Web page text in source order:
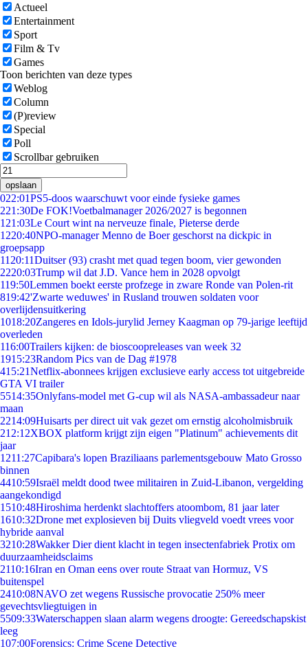
Actueel
Entertainment
Sport
Film & Tv
Games
Toon berichten van deze types
Weblog
Column
(P)review
Special
Poll
Scrollbar gebruiken
opslaan
022:01PS5-doos waarschuwt voor einde fysieke games
221:30De FOK!Voetbalmanager 2026/2027 is begonnen
1 21:03Le Court wint na nerveuze finale, Pieterse derde
1220:40NPO-manager Menno de Boer geschorst na dickpic in
groepsapp
11 20:11Duitser (93) crasht met quad tegen boom, vier gewonden
2220:03Trump wil dat J.D. Vance hem in 2028 opvolgt
119:50Lemmen boekt eerste profzege in zware Ronde van Polen-rit
819:42'Zwarte weduwes' in Rusland trouwen soldaten voor
overlijdensuitkering
1018:20Zangeres en Idols-jurylid Jerney Kaagman op 79-jarige leeftijd
overleden
116:00Trailers kijken: de bioscoopreleases van week 32
1915:23Random Pics van de Dag #1978
415:21Netflix-abonnees krijgen exclusieve early access tot uitgebreide
GTA VI trailer
5514:35Onlyfans-model met G-cup wil als NASA-ambassadeur naar
maan
2214:09Huisarts per direct uit vak gezet om ernstig alcoholmisbruik
212:12XBOX platform krijgt zijn eigen "Platinum" achievements dit
jaar
1211:27Capibara's lopen Braziliaans parlementsgebouw Mato Grosso
binnen
4410:59Israël meldt dood twee militairen in Zuid-Libanon, vergelding
aangekondigd
1510:48Hiroshima herdenkt slachtoffers atoombom, 81 jaar later
1610:32Drone met explosieven bij Duits vliegveld voedt vrees voor
hybride aanval
3210:28Wakker Dier dient klacht in tegen insectenfabriek Protix om
duurzaamheidsclaims
2110:16Iran en Oman eens over route Straat van Hormuz, VS
buitenspel
2410:08NAVO zet wegens Russische provocatie 250% meer
gevechtsvliegtuigen in
5509:33Waterschappen slaan alarm wegens droogte: Gereedschapskist
leeg
107:00Forensics: Crime Scene Detective